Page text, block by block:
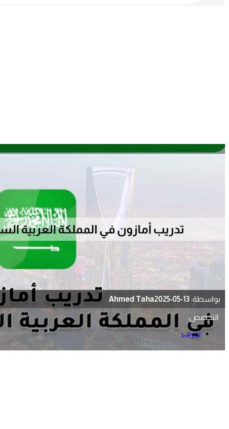
تدريب أمازون في المملكة العربية
بواسطة: Ahmed Taha2025-05-13
التخصص:
تدريب